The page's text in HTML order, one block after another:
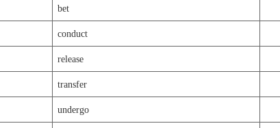
bet
conduct
release
transfer
undergo